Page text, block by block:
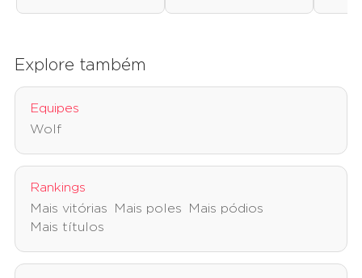
Explore também
Equipes
Wolf
Rankings
Mais vitórias
Mais poles
Mais pódios
Mais títulos